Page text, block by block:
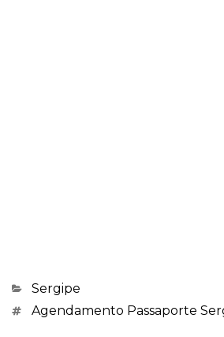
Categorias
Sergipe
Marcações
Agendamento Passaporte